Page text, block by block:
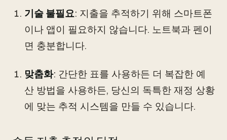
기술 불필요: 지출을 추적하기 위해 스마트폰
이나 앱이 필요하지 않습니다. 노트북과 펜이
면 충분합니다.
맞춤화: 간단한 표를 사용하든 더 복잡한 예
산 방법을 사용하든, 당신의 독특한 재정 상황
에 맞는 추적 시스템을 만들 수 있습니다.